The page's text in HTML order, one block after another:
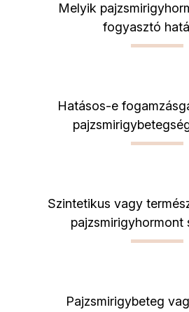
Melyik
fogyasztó
Hatásos-e
Szintetikus vagy
pajzsmirigyhormont
Pajzsmirigybeteg